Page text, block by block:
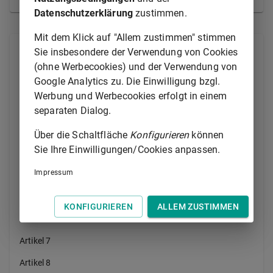
Alle Normen
Präambel
Artikel 1
Artikel 2
Artikel 3
Artikel 4
Artikel 6
Artikel 7
Artikel 8
Datenschutzerklärung zustimmen.
Mit dem Klick auf "Allem zustimmen" stimmen
Sie insbesondere der Verwendung von Cookies
(ohne Werbecookies) und der Verwendung von
Google Analytics zu. Die Einwilligung bzgl.
Werbung und Werbecookies erfolgt in einem
separaten Dialog.
Über die Schaltfläche Konfigurierenkönnen
Sie Ihre Einwilligungen/Cookies anpassen.
Impressum
KONFIGURIEREN ALLEM ZUSTIMMEN